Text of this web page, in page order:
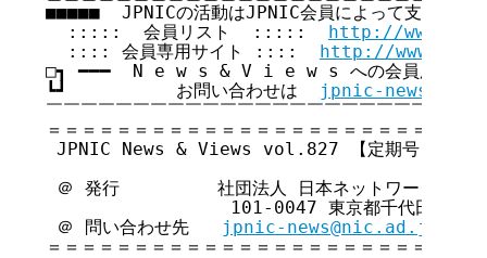
■■■■■  JPNICの活動はJPNIC会員によって支えら
  :::::  会員リスト  :::::
http://
  :::: 会員専用サイト ::::
http://
□┓ ━━━  N e w s & V i e w s への会員広告無料
┗┛          お問い合わせは
jpnic-
￣￣￣￣￣￣￣￣￣￣￣￣￣￣￣￣￣￣￣￣￣￣￣￣
＝＝＝＝＝＝＝＝＝＝＝＝＝＝＝＝＝＝＝＝＝＝＝＝
JPNIC News & Views vol.827 【定期号】
＠ 発行         社団法人 日本ネットワークインフ
101-0047 東京都千代田区内神
＠ 問い合わせ先
jpnic-news@nic.ad.jp
＝＝＝＝＝＝＝＝＝＝＝＝＝＝＝＝＝＝＝＝＝＝＝＝